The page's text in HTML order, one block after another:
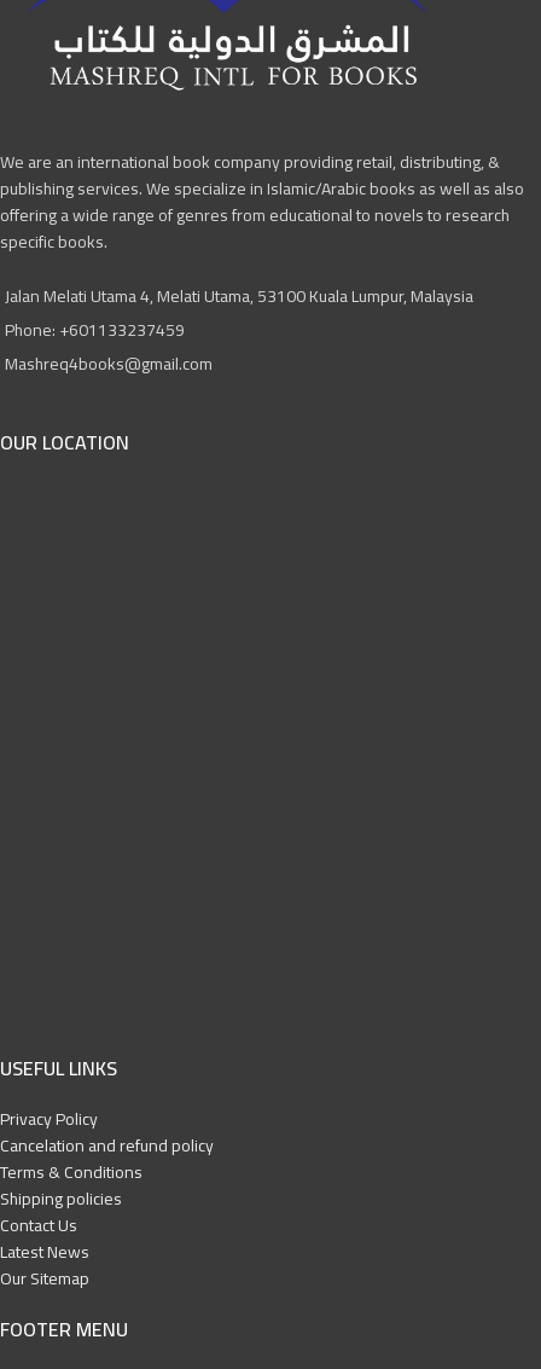
We are an international book company providing retail, distributing, &
publishing services. We specialize in Islamic/Arabic books as well as also
offering a wide range of genres from educational to novels to research
specific books.
Jalan Melati Utama 4, Melati Utama, 53100 Kuala Lumpur, Malaysia
Phone: +601133237459
Mashreq4books@gmail.com
OUR LOCATION
USEFUL LINKS
Privacy Policy
Cancelation and refund policy
Terms & Conditions
Shipping policies
Contact Us
Latest News
Our Sitemap
FOOTER MENU